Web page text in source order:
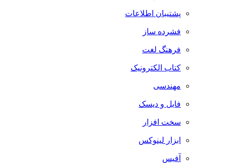
پشتیبان اطلاعات
فشرده ساز
فرهنگ لغت
کتاب الکترونیک
مهندسی
فایل و دیسک
سخت افزار
ابزار لینوکس
آفیس